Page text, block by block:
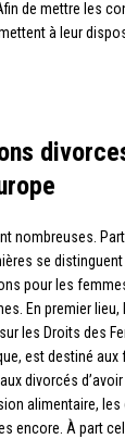
de mettre les
à leur
nombreuses.
se
pour les
En premier lieu,
les Droits des
est destiné aux
divorcés
alimentaire, les
encore. À part